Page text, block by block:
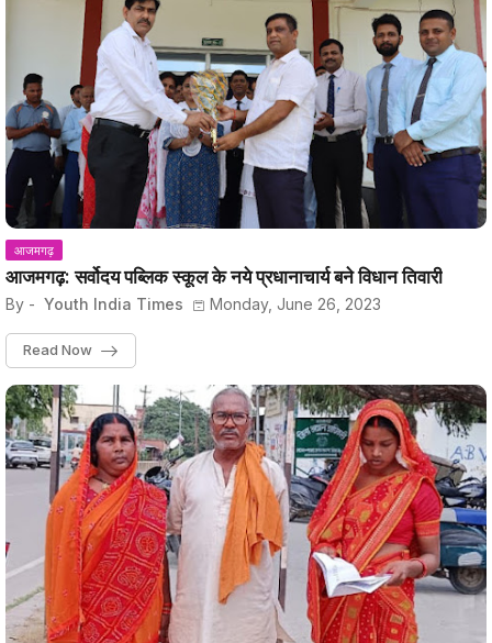
आजमगढ़
आजमगढ़: सर्वोदय पब्लिक स्कूल के नये प्रधानाचार्य बने विधान तिवारी
By - Youth India Times Monday, June 26, 2023
Read Now